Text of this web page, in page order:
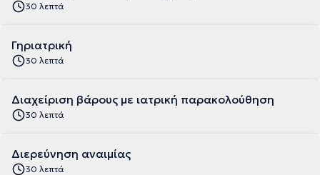
30 λεπτά
Γηριατρική
30 λεπτά
Διαχείριση βάρους με ιατρική παρακολούθηση
30 λεπτά
Διερεύνηση αναιμίας
30 λεπτά